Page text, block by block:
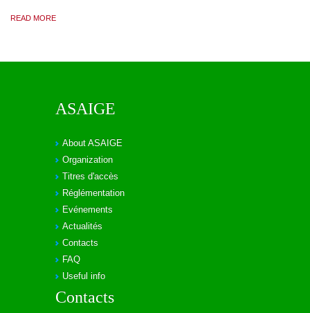
READ MORE
ASAIGE
About ASAIGE
Organization
Titres d'accès
Réglémentation
Evénements
Actualités
Contacts
FAQ
Useful info
Contacts